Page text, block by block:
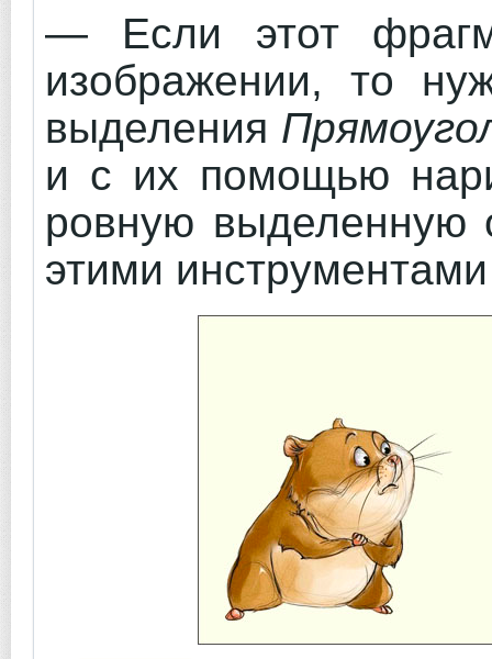
— Если этот
изображении, то
выделения
и с их помощью
ровную выделенную
этими